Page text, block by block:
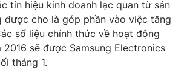
tín hiệu kinh doanh lạc quan từ sản
được cho là góp phần vào việc tăng
số liệu chính thức về hoạt động
2016 sẽ được Samsung Electronics
tháng 1.